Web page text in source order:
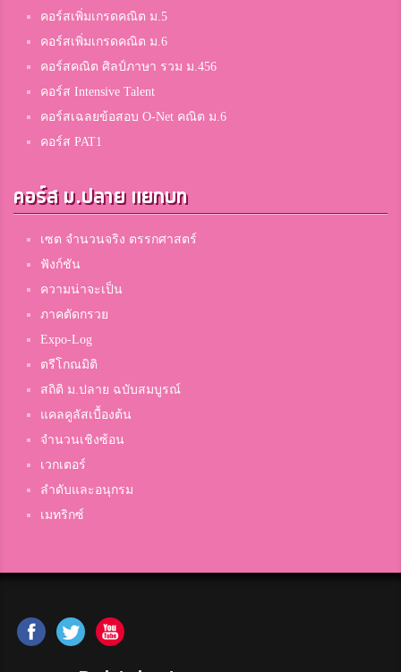
คอร์สเพิ่มเกรดคณิต ม.5
คอร์สเพิ่มเกรดคณิต ม.6
คอร์สคณิต ศิลป์ภาษา รวม ม.456
คอร์ส Intensive Talent
คอร์สเฉลยข้อสอบ O-Net คณิต ม.6
คอร์ส PAT1
คอร์ส ม.ปลาย แยกบท
เซต จำนวนจริง ตรรกศาสตร์
ฟังก์ชัน
ความน่าจะเป็น
ภาคตัดกรวย
Expo-Log
ตรีโกณมิติ
สถิติ ม.ปลาย ฉบับสมบูรณ์
แคลคูลัสเบื้องต้น
จำนวนเชิงซ้อน
เวกเตอร์
ลำดับและอนุกรม
เมทริกซ์